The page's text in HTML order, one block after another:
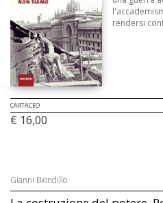
rendersi
CARTACEO
€ 16,00
Gianni Biondillo